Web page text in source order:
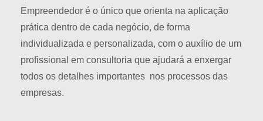
Empreendedor é o único que orienta na aplicação
prática dentro de cada negócio, de forma
individualizada e personalizada, com o auxílio de um
profissional em consultoria que ajudará a enxergar
todos os detalhes importantes nos processos das
empresas.